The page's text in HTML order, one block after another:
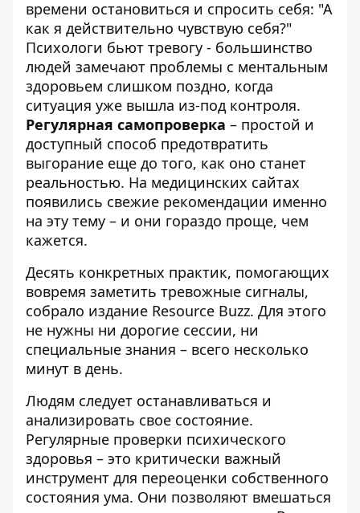
времени остановиться и спросить себя: "А
как я действительно чувствую себя?"
Психологи бьют тревогу - большинство
людей замечают проблемы с ментальным
здоровьем слишком поздно, когда
ситуация уже вышла из-под контроля.
Регулярная самопроверка – простой и
доступный способ предотвратить
выгорание еще до того, как оно станет
реальностью. На медицинских сайтах
появились свежие рекомендации именно
на эту тему – и они гораздо проще, чем
кажется.
Десять конкретных практик, помогающих
вовремя заметить тревожные сигналы,
собрало издание Resource Buzz. Для этого
не нужны ни дорогие сессии, ни
специальные знания – всего несколько
минут в день.
Людям следует останавливаться и
анализировать свое состояние.
Регулярные проверки психического
здоровья – это критически важный
инструмент для переоценки собственного
состояния ума. Они позволяют вмешаться